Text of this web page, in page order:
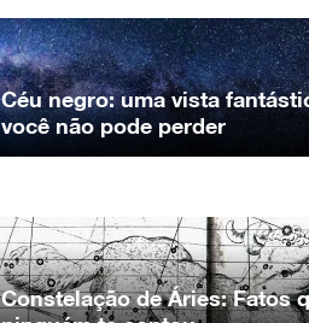
Céu negro: uma vista
você não pode perder
Constelação de Áries: Fatos